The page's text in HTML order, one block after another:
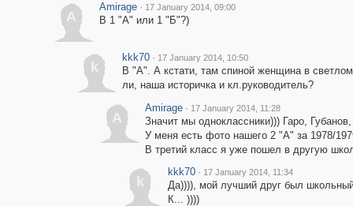
A
Amirage · 17 January 2014, 09:00
В 1 "А" или 1 "Б"?)
k
kkk70 · 17 January 2014, 10:50
В "А". А кстати, там спиной женщина в
ли, наша историчка и кл.руководитель?
A
Amirage · 17 January 2014, 11:28
Значит мы одноклассники))) Гаро,
У меня есть фото нашего 2 "А" за 1978/
В третий класс я уже пошел в другую
k
kkk70 · 17 January 2014, 11:34
Да)))), мой лучший друг был
К... ))))